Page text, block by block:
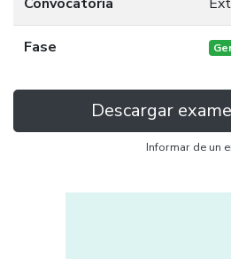
Fase
Descargar
Informar de un